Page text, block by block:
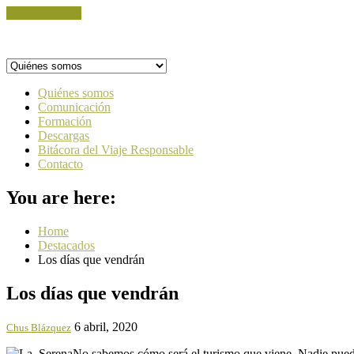
Quiénes somos
Comunicación
Formación
Descargas
Bitácora del Viaje Responsable
Contacto
You are here:
Home
Destacados
Los días que vendrán
Los días que vendrán
Chus Blázquez 6 abril, 2020